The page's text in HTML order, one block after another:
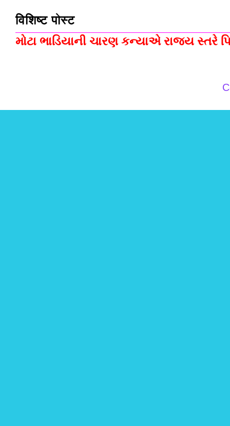
विशिष्ट पोस्ट
મોટા ભાડિયાની ચારણ કન્યાએ રાજ્ય સ્તરે